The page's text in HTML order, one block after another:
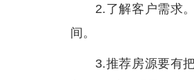
2.了解客户需求
间。
3.推荐房源要有